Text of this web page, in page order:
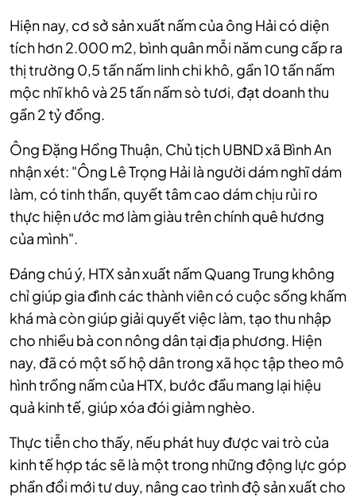
Hiện nay, cơ sở sản xuất nấm của ông Hải có diện
tích hơn 2.000 m2, bình quân mỗi năm cung cấp ra
thị trường 0,5 tấn nấm linh chi khô, gần 10 tấn nấm
mộc nhĩ khô và 25 tấn nấm sò tươi, đạt doanh thu
gần 2 tỷ đồng.
Ông Đặng Hồng Thuận, Chủ tịch UBND xã Bình An
nhận xét: "Ông Lê Trọng Hải là người dám nghĩ dám
làm, có tinh thần, quyết tâm cao dám chịu rủi ro
thực hiện ước mơ làm giàu trên chính quê hương
của mình".
Đáng chú ý, HTX sản xuất nấm Quang Trung không
chỉ giúp gia đình các thành viên có cuộc sống khấm
khá mà còn giúp giải quyết việc làm, tạo thu nhập
cho nhiều bà con nông dân tại địa phương. Hiện
nay, đã có một số hộ dân trong xã học tập theo mô
hình trồng nấm của HTX, bước đầu mang lại hiệu
quả kinh tế, giúp xóa đói giảm nghèo.
Thực tiễn cho thấy, nếu phát huy được vai trò của
kinh tế hợp tác sẽ là một trong những động lực góp
phần đổi mới tư duy, nâng cao trình độ sản xuất cho